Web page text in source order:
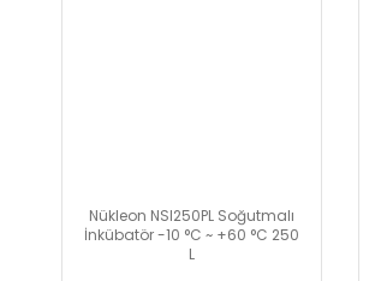
Nükleon NSI250PL Soğutmalı
İnkübatör -10 °C ~ +60 °C 250
L